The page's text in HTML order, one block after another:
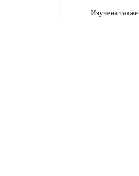
Изучена также